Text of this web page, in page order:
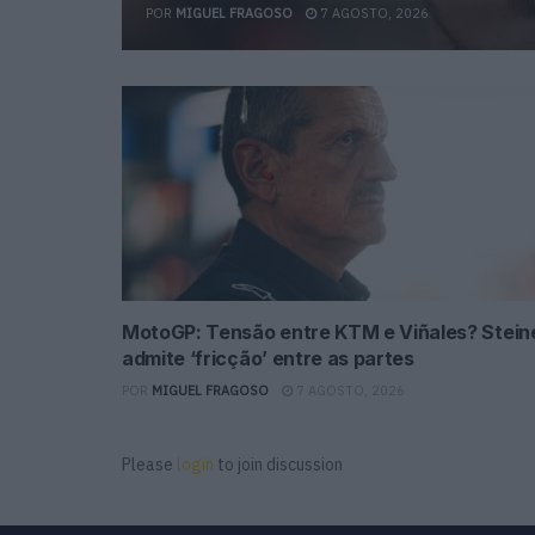
POR MIGUEL FRAGOSO 7 AGOSTO, 2026
MotoGP: Tensão entre KTM e Viñales?
admite ‘fricção’ entre as partes
MIGUEL FRAGOSO 7 AGOSTO, 2026
Please login to join discussion